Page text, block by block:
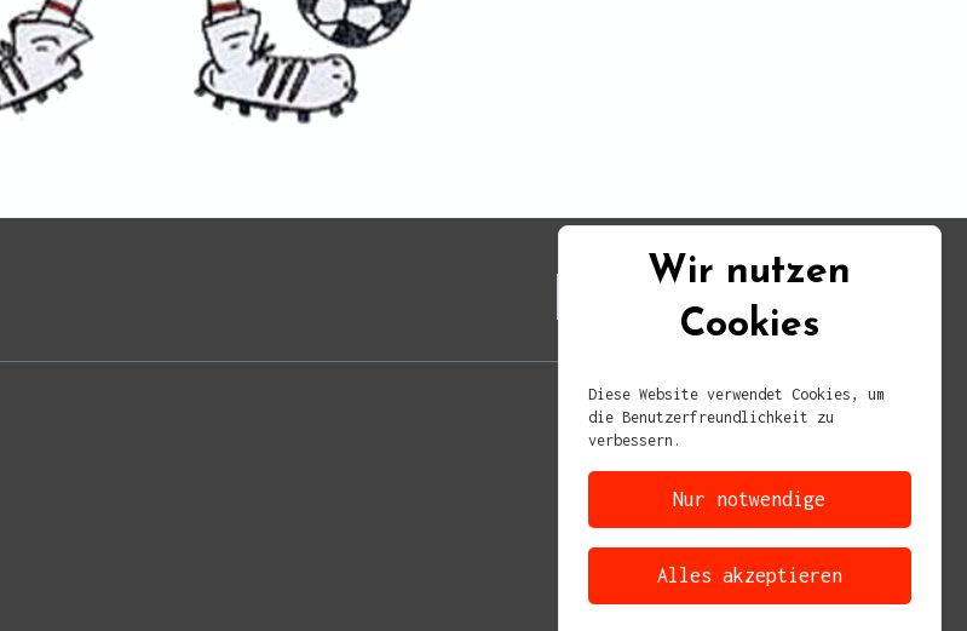
Wir nutzen
Cookies
Diese Website verwendet Cookies, um
die Benutzerfreundlichkeit zu
verbessern.
Nur notwendige
Alles akzeptieren